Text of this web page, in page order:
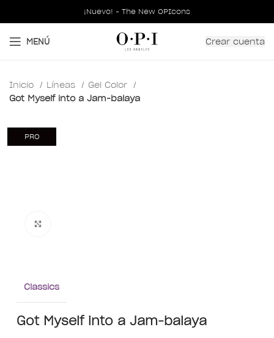
¡Nuevo! - The New OPIcons
MENÚ Crear cuenta
Inicio Líneas
Gel Color
Got Myself into a Jam-balaya
PRO
Classics
Got Myself into a Jam-balaya